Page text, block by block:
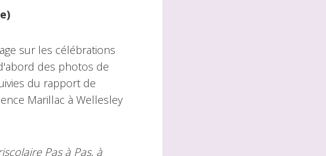
sur les célébrations
des photos de
du rapport de
Marillac à Wellesley
Pas à Pas, à